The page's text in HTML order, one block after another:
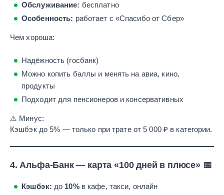
Обслуживание: бесплатно
Особенность: работает с «Спасибо от Сбер»
Чем хороша:
Надёжность (госбанк)
Можно копить баллы и менять на авиа, кино,
продукты
Подходит для пенсионеров и консервативных
⚠️ Минус:
Кэшбэк до 5% — только при трате от 5 000 ₽ в категории.
4.Альфа-Банк — карта «100 дней в плюсе»📅
Кэшбэк: до 10%в кафе, такси, онлайн